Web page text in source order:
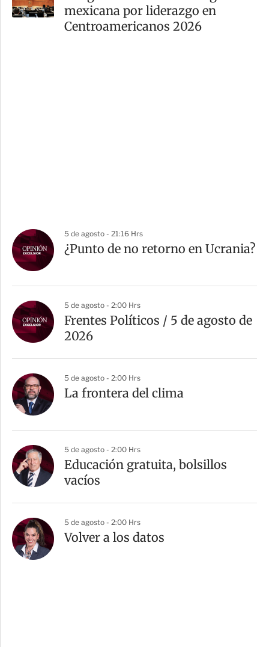
mexicana por liderazgo en
Centroamericanos 2026
5 de agosto - 21:16 Hrs
¿Punto de no retorno en Ucrania?
5 de agosto - 2:00 Hrs
Frentes Políticos / 5 de agosto de
2026
5 de agosto - 2:00 Hrs
La frontera del clima
5 de agosto - 2:00 Hrs
Educación gratuita, bolsillos
vacíos
5 de agosto - 2:00 Hrs
Volver a los datos